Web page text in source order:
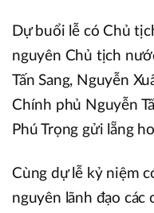
Dự buổi lễ có Chủ
nguyên Chủ tịch
Tấn Sang, Nguyễn
Chính phủ Nguyễn
Phú Trọng gửi lẵng
Cùng dự lễ kỷ niệm
nguyên lãnh đạo các